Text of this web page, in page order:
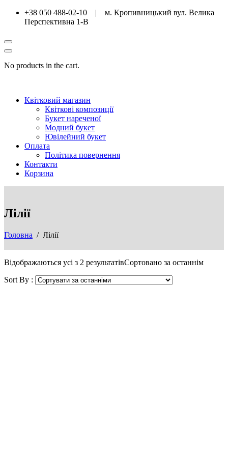
+38 050 488-02-10 | м. Кропивницький вул. Велика
Перспективна 1-В
No products in the cart.
Квітковий магазин
Квіткові композиції
Букет нареченої
Модний букет
Ювілейний букет
Оплата
Політика повернення
Контакти
Корзина
Лілії
Головна / Лілії
Відображаються усі з 2 результатівСортовано за останнім
Sort By :